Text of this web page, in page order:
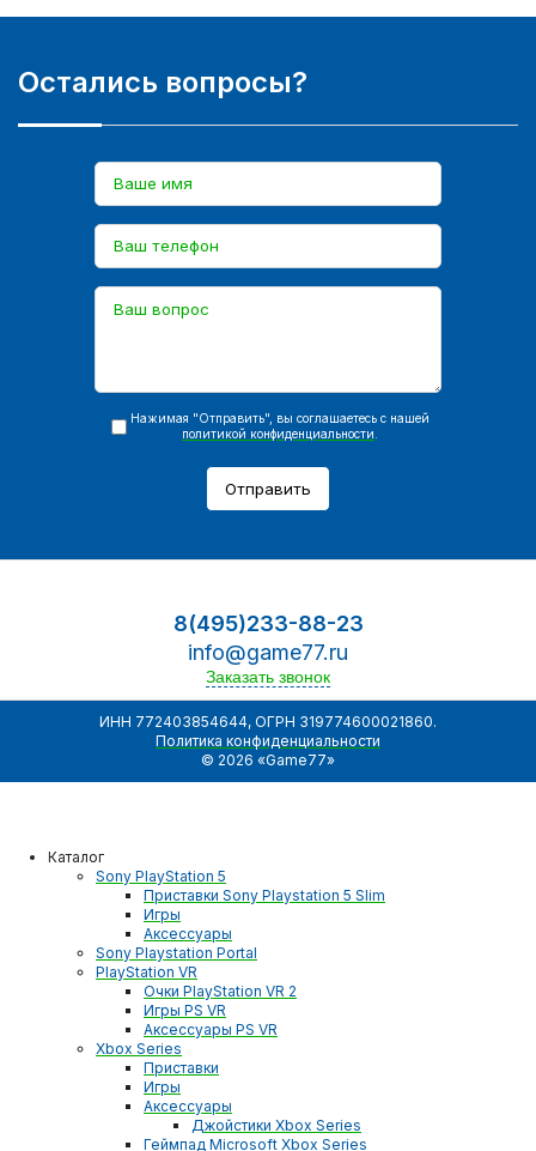
Остались вопросы?
Нажимая "Отправить", вы соглашаетесь с нашей
политикой конфиденциальности
Отправить
8(495)233-88-23
info@game77.ru
Заказать звонок
ИНН 772403854644, ОГРН 319774600021860.
Политика конфиденциальности
© 2026 «Game77»
Каталог
Sony PlayStation 5
Приставки Sony Playstation 5 Slim
Игры
Аксессуары
Sony Playstation Portal
PlayStation VR
Очки PlayStation VR 2
Игры PS VR
Аксессуары PS VR
Xbox Series
Приставки
Игры
Аксессуары
Джойстики Xbox Series
Геймпад Microsoft Xbox Series